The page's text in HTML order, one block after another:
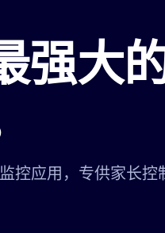
强大
控应用，专供家长